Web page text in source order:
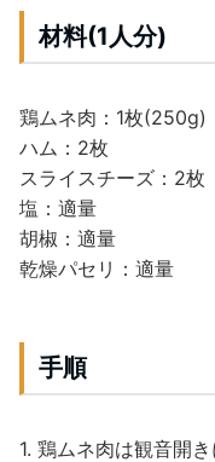
材料(1人分)
鶏ムネ肉：1枚(250g)
ハム：2枚
スライスチーズ：2枚
塩：適量
胡椒：適量
乾燥パセリ：適量
手順
1. 鶏ムネ肉は観音開